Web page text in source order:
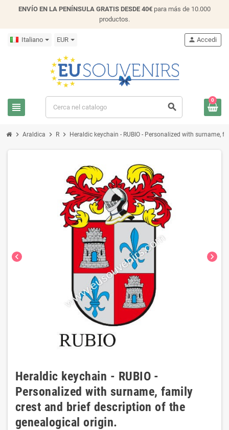
ENVÍO EN LA PENÍNSULA GRATIS DESDE 40€ para más de 10.000
productos.
Italiano EUR
view_headline search
person Accedi
0
chevron_right Araldica chevron_right R chevron_right Heraldic keychain - RUBIO - Personalized with
chevron_left chevron_right
Heraldic keychain - RUBIO -
Personalized with surname, family
crest and brief description of the
genealogical origin.